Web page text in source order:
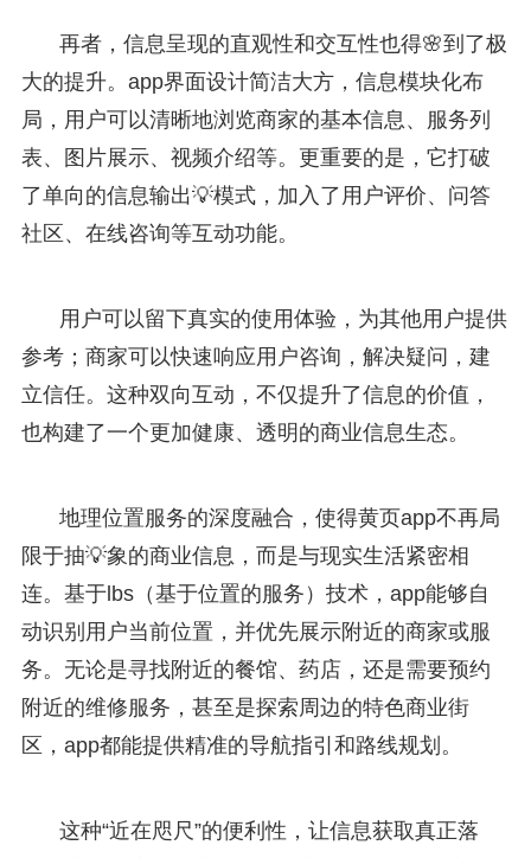
再者，信息呈现的直观性和交互性也得🌸到了极
大的提升。app界面设计简洁大方，信息模块化布
局，用户可以清晰地浏览商家的基本信息、服务列
表、图片展示、视频介绍等。更重要的是，它打破
了单向的信息输出💡模式，加入了用户评价、问答
社区、在线咨询等互动功能。
用户可以留下真实的使用体验，为其他用户提供
参考；商家可以快速响应用户咨询，解决疑问，建
立信任。这种双向互动，不仅提升了信息的价值，
也构建了一个更加健康、透明的商业信息生态。
地理位置服务的深度融合，使得黄页app不再局
限于抽💡象的商业信息，而是与现实生活紧密相
连。基于lbs（基于位置的服务）技术，app能够自
动识别用户当前位置，并优先展示附近的商家或服
务。无论是寻找附近的餐馆、药店，还是需要预约
附近的维修服务，甚至是探索周边的特色商业街
区，app都能提供精准的导航指引和路线规划。
这种“近在咫尺”的便利性，让信息获取真正落